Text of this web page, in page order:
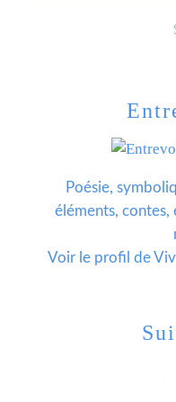
Poésie,
éléments, contes,
Voir le profil de